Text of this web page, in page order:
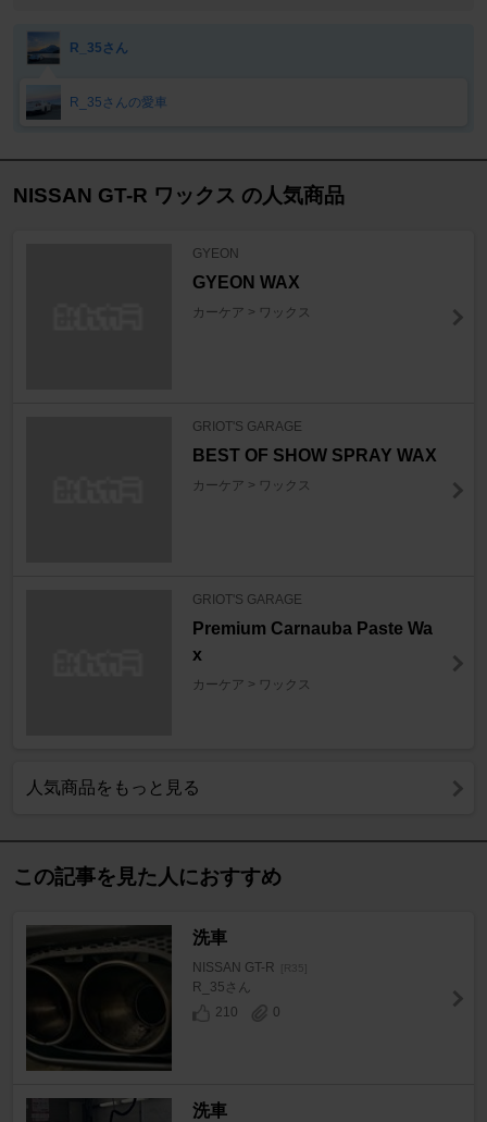
R_35さん
R_35さんの愛車
NISSAN GT-R ワックス の人気商品
GYEON
GYEON WAX
カーケア > ワックス
GRIOT'S GARAGE
BEST OF SHOW SPRAY WAX
カーケア > ワックス
GRIOT'S GARAGE
Premium Carnauba Paste Wa
x
カーケア > ワックス
人気商品をもっと見る
この記事を見た人におすすめ
洗車
NISSAN GT-R [R35]
R_35さん
210
0
洗車